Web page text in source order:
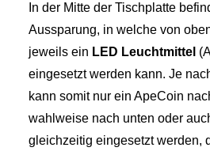
In der Mitte der Tischplatte
Aussparung, in welche von
jeweils ein LED Leuchtmittel
eingesetzt werden kann. Je
kann somit nur ein ApeCoin
wahlweise nach unten oder
gleichzeitig eingesetzt werden,